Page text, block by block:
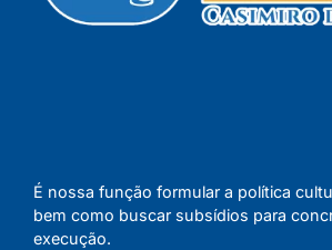
É nossa função formular a política
bem como buscar subsídios para
execução.